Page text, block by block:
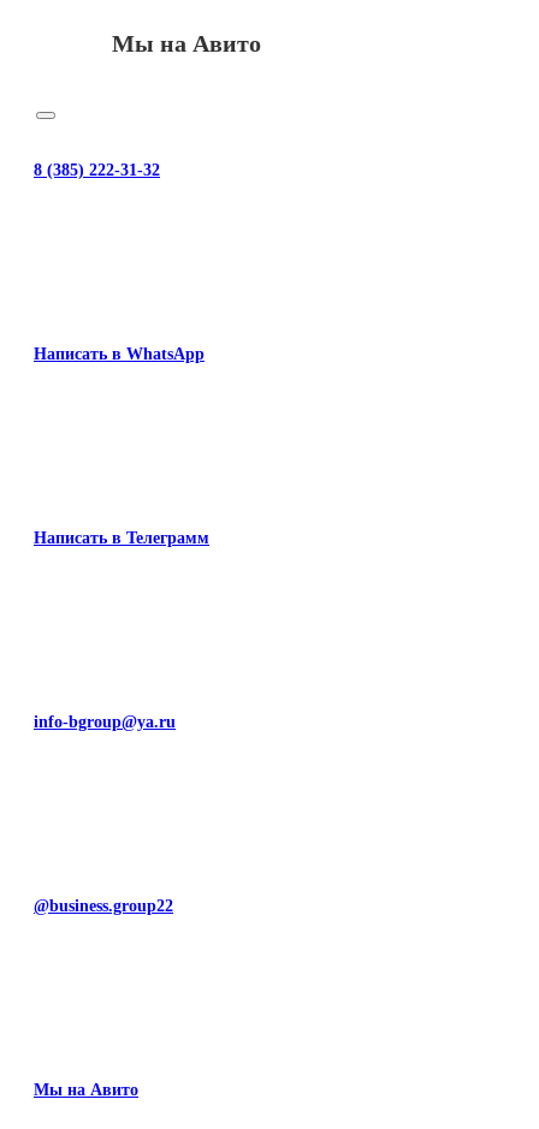
Мы на Авито
8 (385) 222-31-32
Написать в WhatsApp
Написать в Телеграмм
info-bgroup@ya.ru
@business.group22
Мы на Авито